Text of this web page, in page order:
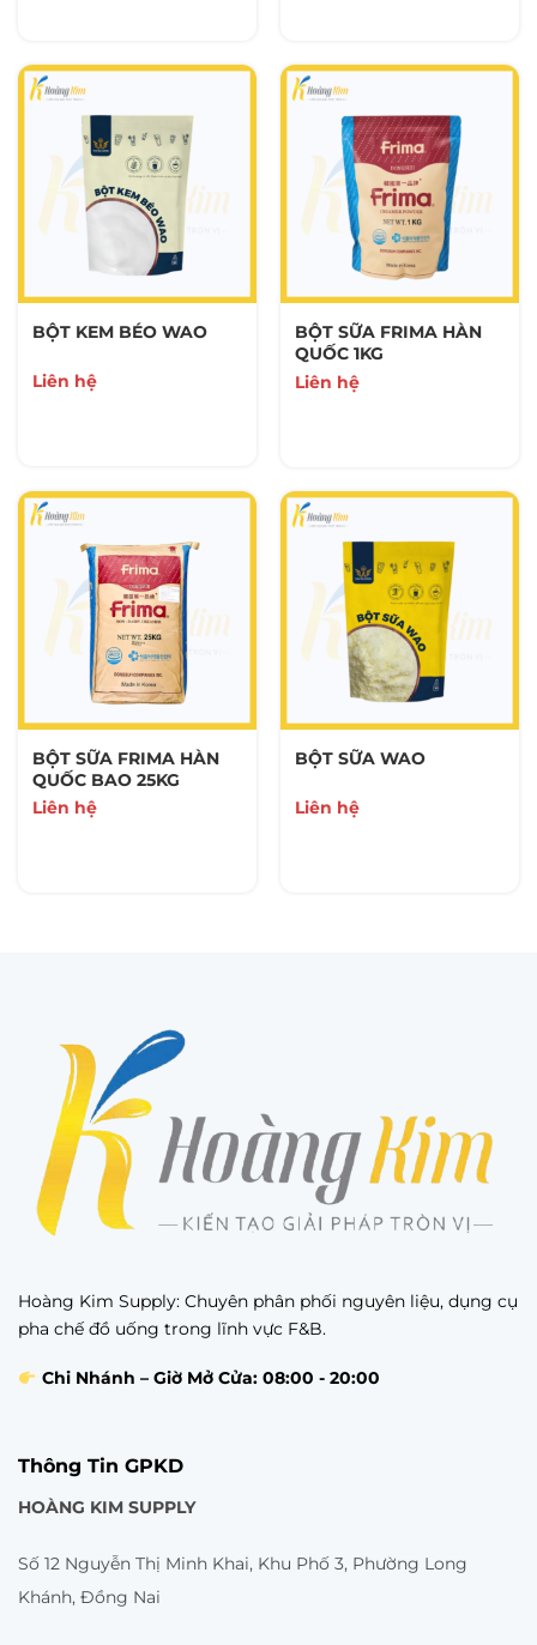
BỘT KEM BÉO WAO
Liên hệ
BỘT SỮA FRIMA HÀN
QUỐC 1KG
Liên hệ
BỘT SỮA FRIMA HÀN
QUỐC BAO 25KG
Liên hệ
BỘT SỮA WAO
Liên hệ
Hoàng Kim Supply: Chuyên phân phối nguyên liệu, dụng cụ
pha chế đồ uống trong lĩnh vực F&B.
Chi Nhánh – Giờ Mở Cửa: 08:00 - 20:00
Thông Tin GPKD
HOÀNG KIM SUPPLY
Số 12 Nguyễn Thị Minh Khai, Khu Phố 3, Phường Long
Khánh, Đồng Nai